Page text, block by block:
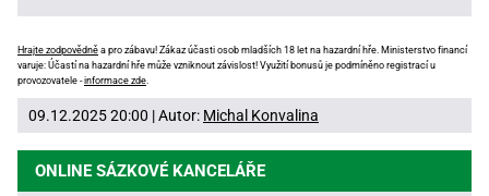
Hrajte zodpovědně a pro zábavu! Zákaz účasti osob mladších 18 let na hazardní hře. Ministerstvo financí
varuje: Účastí na hazardní hře může vzniknout závislost! Využití bonusů je podmíněno registrací u
provozovatele -informace zde
09.12.2025 20:00 | Autor: Michal Konvalina
ONLINE SÁZKOVÉ KANCELÁŘE